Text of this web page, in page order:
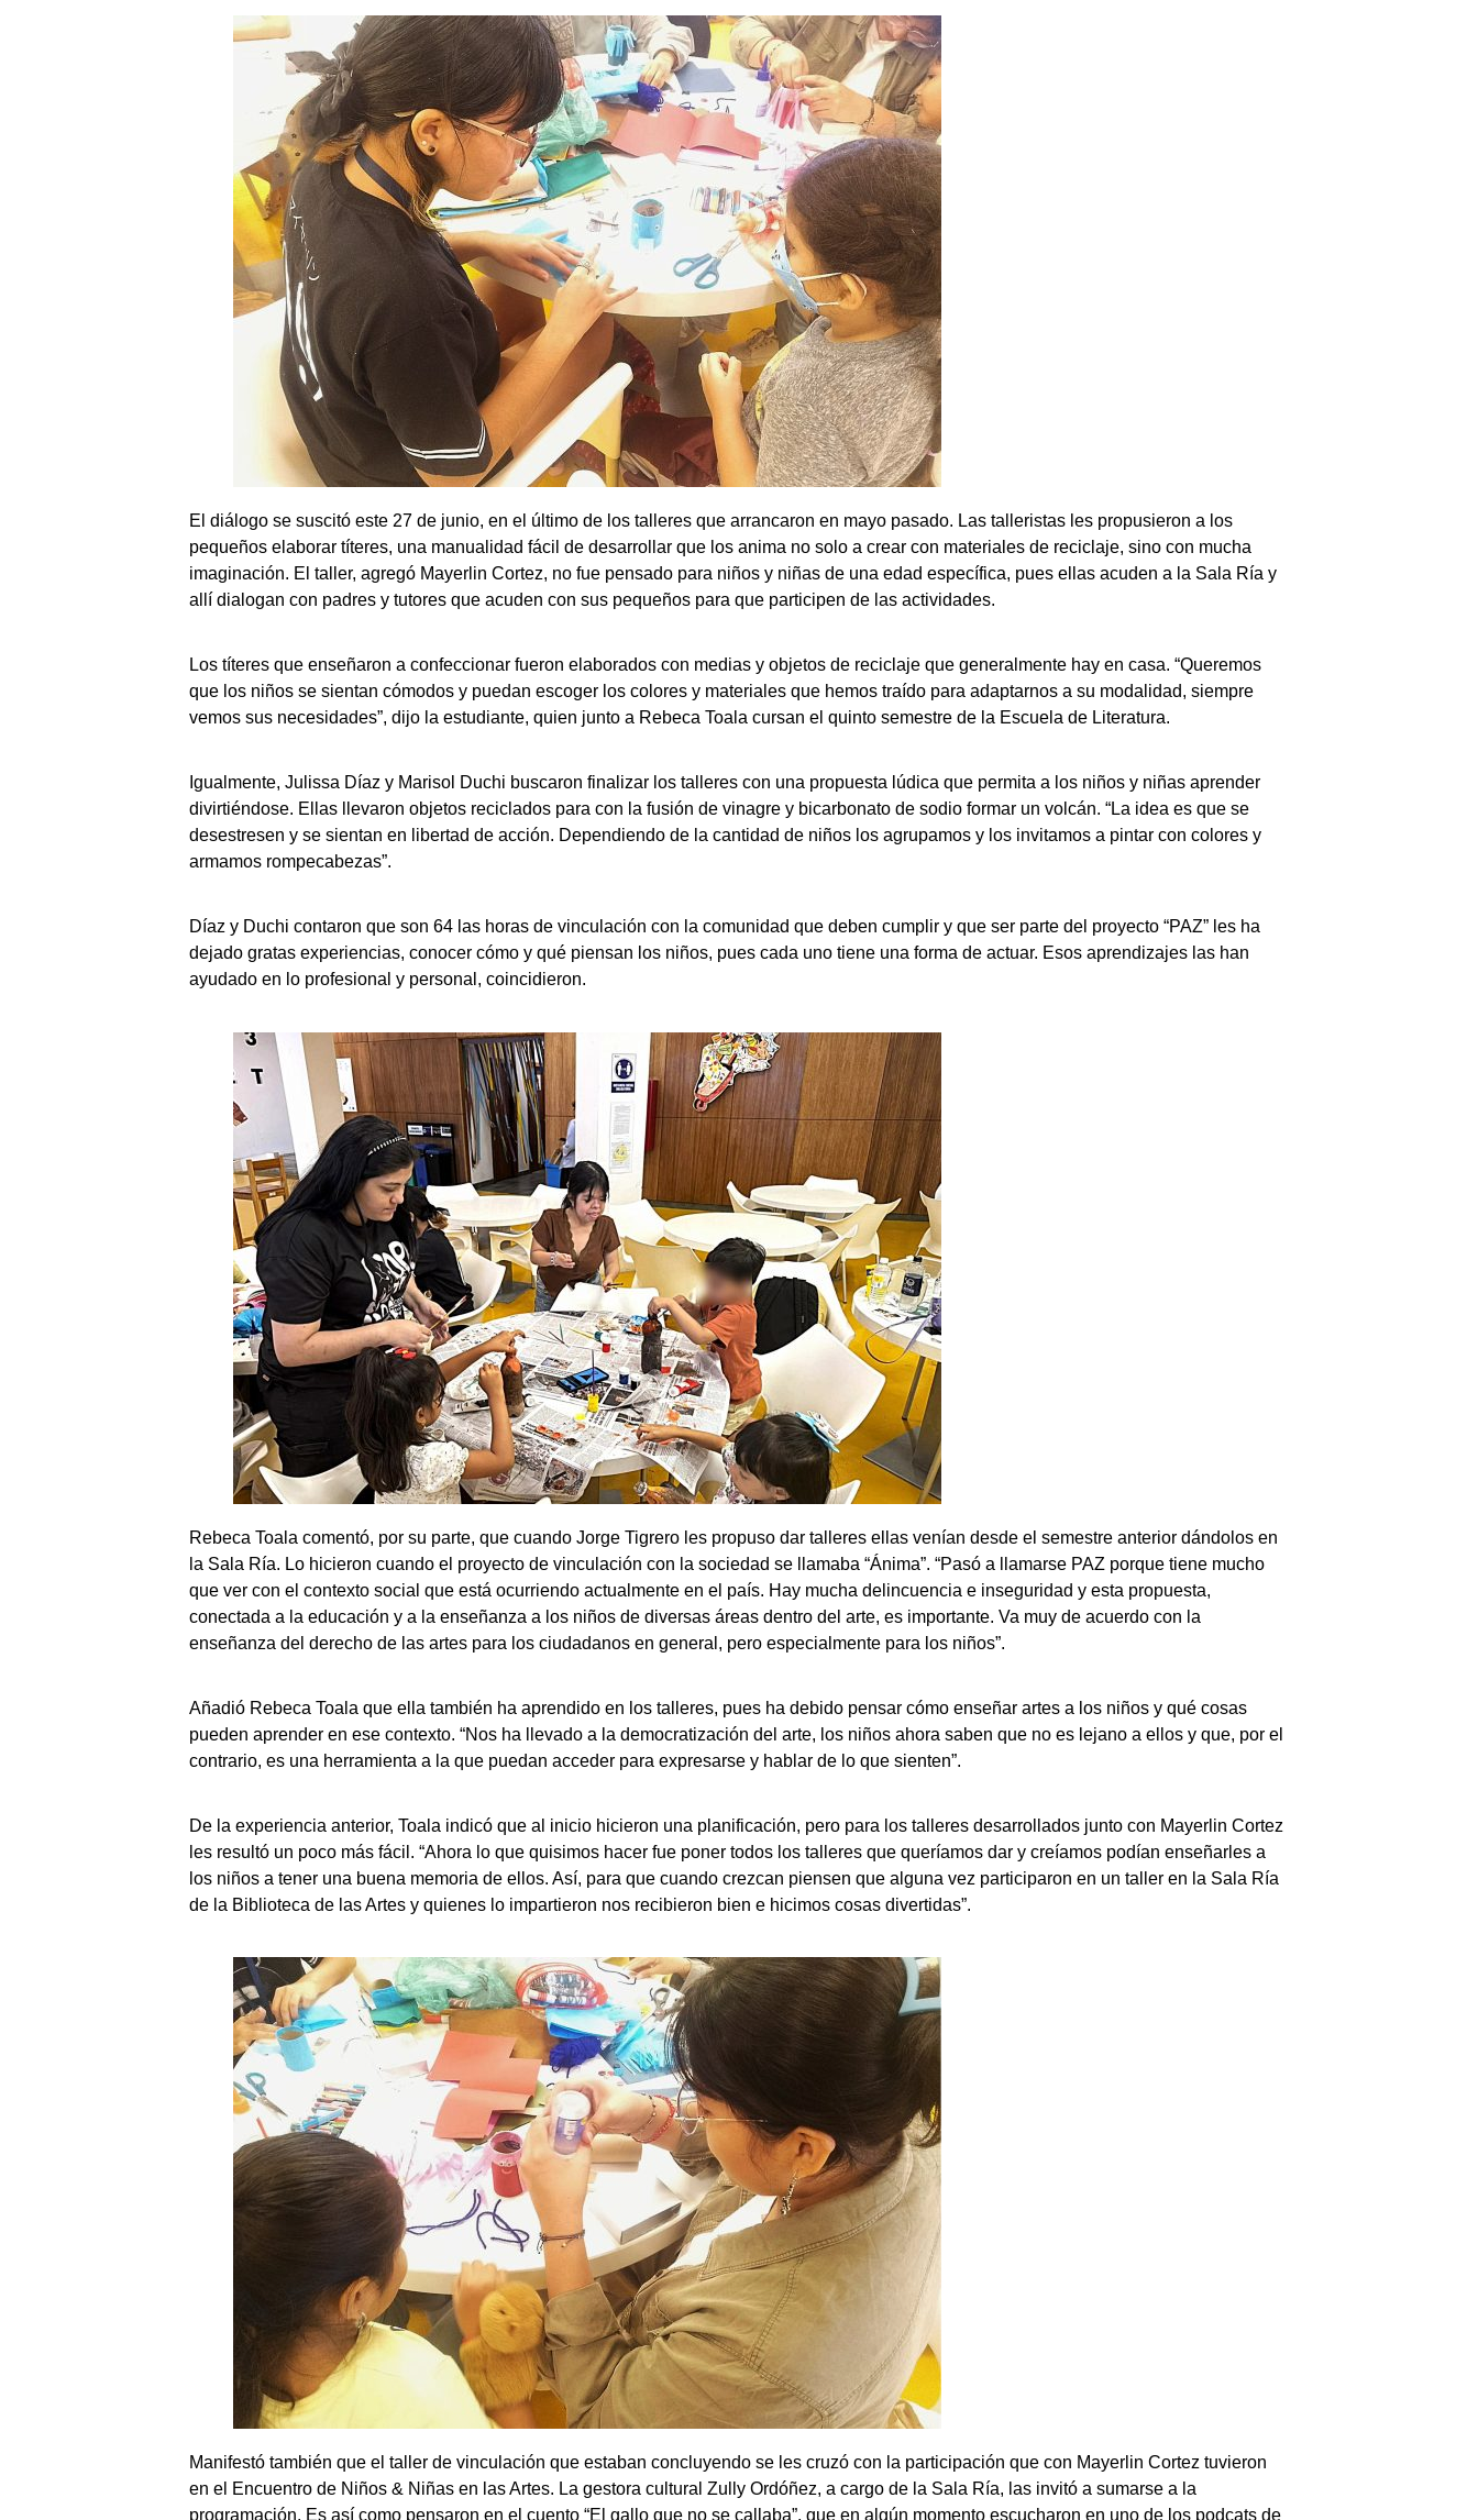
El diálogo se suscitó este 27 de junio, en el último de los talleres que arrancaron en mayo pasado. Las talleristas les propusieron a los
pequeños elaborar títeres, una manualidad fácil de desarrollar que los anima no solo a crear con materiales de reciclaje, sino con mucha
imaginación. El taller, agregó Mayerlin Cortez, no fue pensado para niños y niñas de una edad específica, pues ellas acuden a la Sala Ría y
allí dialogan con padres y tutores que acuden con sus pequeños para que participen de las actividades.
Los títeres que enseñaron a confeccionar fueron elaborados con medias y objetos de reciclaje que generalmente hay en casa. “Queremos
que los niños se sientan cómodos y puedan escoger los colores y materiales que hemos traído para adaptarnos a su modalidad, siempre
vemos sus necesidades”, dijo la estudiante, quien junto a Rebeca Toala cursan el quinto semestre de la Escuela de Literatura.
Igualmente, Julissa Díaz y Marisol Duchi buscaron finalizar los talleres con una propuesta lúdica que permita a los niños y niñas aprender
divirtiéndose. Ellas llevaron objetos reciclados para con la fusión de vinagre y bicarbonato de sodio formar un volcán. “La idea es que se
desestresen y se sientan en libertad de acción. Dependiendo de la cantidad de niños los agrupamos y los invitamos a pintar con colores y
armamos rompecabezas”.
Díaz y Duchi contaron que son 64 las horas de vinculación con la comunidad que deben cumplir y que ser parte del proyecto “PAZ” les ha
dejado gratas experiencias, conocer cómo y qué piensan los niños, pues cada uno tiene una forma de actuar. Esos aprendizajes las han
ayudado en lo profesional y personal, coincidieron.
Rebeca Toala comentó, por su parte, que cuando Jorge Tigrero les propuso dar talleres ellas venían desde el semestre anterior dándolos en
la Sala Ría. Lo hicieron cuando el proyecto de vinculación con la sociedad se llamaba “Ánima”. “Pasó a llamarse PAZ porque tiene mucho
que ver con el contexto social que está ocurriendo actualmente en el país. Hay mucha delincuencia e inseguridad y esta propuesta,
conectada a la educación y a la enseñanza a los niños de diversas áreas dentro del arte, es importante. Va muy de acuerdo con la
enseñanza del derecho de las artes para los ciudadanos en general, pero especialmente para los niños”.
Añadió Rebeca Toala que ella también ha aprendido en los talleres, pues ha debido pensar cómo enseñar artes a los niños y qué cosas
pueden aprender en ese contexto. “Nos ha llevado a la democratización del arte, los niños ahora saben que no es lejano a ellos y que, por el
contrario, es una herramienta a la que puedan acceder para expresarse y hablar de lo que sienten”.
De la experiencia anterior, Toala indicó que al inicio hicieron una planificación, pero para los talleres desarrollados junto con Mayerlin Cortez
les resultó un poco más fácil. “Ahora lo que quisimos hacer fue poner todos los talleres que queríamos dar y creíamos podían enseñarles a
los niños a tener una buena memoria de ellos. Así, para que cuando crezcan piensen que alguna vez participaron en un taller en la Sala Ría
de la Biblioteca de las Artes y quienes lo impartieron nos recibieron bien e hicimos cosas divertidas”.
Manifestó también que el taller de vinculación que estaban concluyendo se les cruzó con la participación que con Mayerlin Cortez tuvieron
en el Encuentro de Niños & Niñas en las Artes. La gestora cultural Zully Ordóñez, a cargo de la Sala Ría, las invitó a sumarse a la
programación. Es así como pensaron en el cuento “El gallo que no se callaba”, que en algún momento escucharon en uno de los podcats de